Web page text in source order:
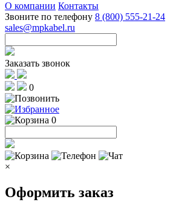
О компании Контакты
Звоните по телефону 8 (800) 555-21-24
sales@mpkabel.ru
Заказать звонок
0
0
×
Оформить заказ